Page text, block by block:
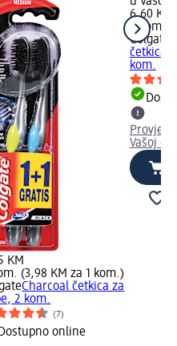
KM
(3,98 KM za 1 kom.)
Charcoal četkica za
2 kom.
(7)
online
6,60 KM
2 kom.
Colgate
četkica
kom.
Vašoj